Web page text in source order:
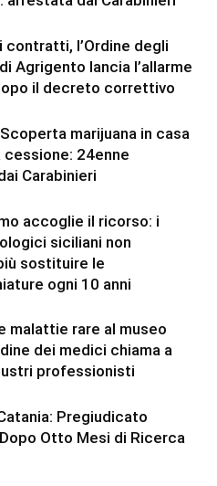
contratti, l’Ordine degli
Agrigento lancia l’allarme
il decreto correttivo
marijuana in casa
cessione: 24enne
Carabinieri
accoglie il ricorso: i
siciliani non
sostituire le
ogni 10 anni
malattie rare al museo
dei medici chiama a
professionisti
Pregiudicato
Otto Mesi di Ricerca